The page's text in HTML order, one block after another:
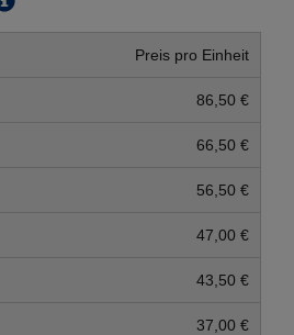
Preis pro Einheit
86,50 €
66,50 €
56,50 €
47,00 €
43,50 €
37,00 €